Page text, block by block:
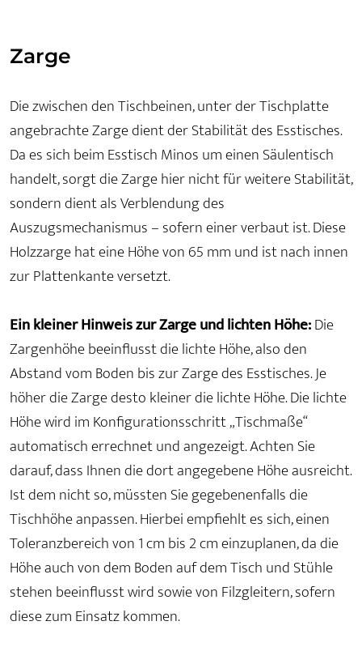
Zarge
Die zwischen den Tischbeinen, unter der Tischplatte
angebrachte Zarge dient der Stabilität des Esstisches.
Da es sich beim Esstisch Minos um einen Säulentisch
handelt, sorgt die Zarge hier nicht für weitere Stabilität,
sondern dient als Verblendung des
Auszugsmechanismus – sofern einer verbaut ist. Diese
Holzzarge hat eine Höhe von 65 mm und ist nach innen
zur Plattenkante versetzt.
Ein kleiner Hinweis zur Zarge und lichten Höhe:Die
Zargenhöhe beeinflusst die lichte Höhe, also den
Abstand vom Boden bis zur Zarge des Esstisches. Je
höher die Zarge desto kleiner die lichte Höhe. Die lichte
Höhe wird im Konfigurationsschritt „Tischmaße“
automatisch errechnet und angezeigt. Achten Sie
darauf, dass Ihnen die dort angegebene Höhe ausreicht.
Ist dem nicht so, müssten Sie gegebenenfalls die
Tischhöhe anpassen. Hierbei empfiehlt es sich, einen
Toleranzbereich von 1 cm bis 2 cm einzuplanen, da die
Höhe auch von dem Boden auf dem Tisch und Stühle
stehen beeinflusst wird sowie von Filzgleitern, sofern
diese zum Einsatz kommen.